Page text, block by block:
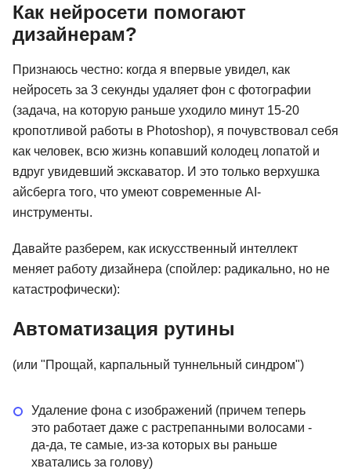
Как нейросети помогают
дизайнерам?
Признаюсь честно: когда я впервые увидел, как
нейросеть за 3 секунды удаляет фон с фотографии
(задача, на которую раньше уходило минут 15-20
кропотливой работы в Photoshop), я почувствовал себя
как человек, всю жизнь копавший колодец лопатой и
вдруг увидевший экскаватор. И это только верхушка
айсберга того, что умеют современные AI-
инструменты.
Давайте разберем, как искусственный интеллект
меняет работу дизайнера (спойлер: радикально, но не
катастрофически):
Автоматизация рутины
(или "Прощай, карпальный туннельный синдром")
Удаление фона с изображений (причем теперь
это работает даже с растрепанными волосами -
да-да, те самые, из-за которых вы раньше
хватались за голову)